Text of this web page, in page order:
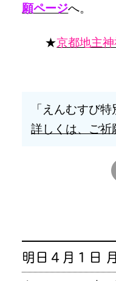
願ページへ。
★京都地主
「えんむすび
詳しくは、ご祈
明日４月１日